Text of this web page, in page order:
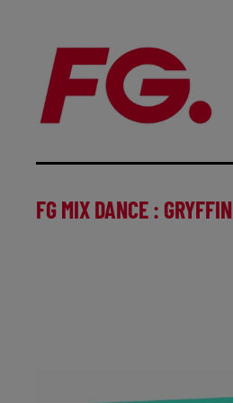
FG MIX DANCE : GRYFFIN